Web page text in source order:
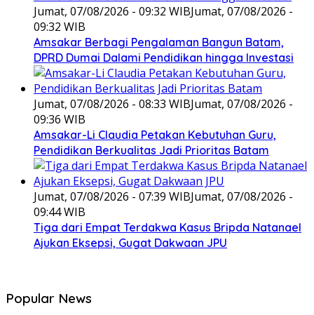
Jumat, 07/08/2026 - 09:32 WIBJumat, 07/08/2026 -
09:32 WIB
Amsakar Berbagi Pengalaman Bangun Batam,
DPRD Dumai Dalami Pendidikan hingga Investasi
Jumat, 07/08/2026 - 08:33 WIBJumat, 07/08/2026 -
09:36 WIB
Amsakar-Li Claudia Petakan Kebutuhan Guru,
Pendidikan Berkualitas Jadi Prioritas Batam
Jumat, 07/08/2026 - 07:39 WIBJumat, 07/08/2026 -
09:44 WIB
Tiga dari Empat Terdakwa Kasus Bripda Natanael
Ajukan Eksepsi, Gugat Dakwaan JPU
Popular News